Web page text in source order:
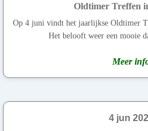
Oldtimer Treffen
Op 4 juni vindt het jaarlijkse Oldtimer
Het belooft weer een mooie
Meer
4 jun